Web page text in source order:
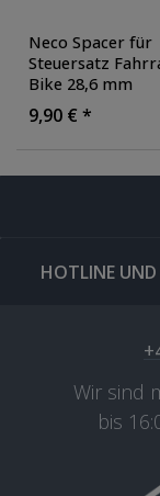
Neco Spacer für
Steuersatz
Bike 28,6 mm
Distanzring
Scheibe 5,0 mm
9,90 € *
HOTLINE
Wir sind
bis